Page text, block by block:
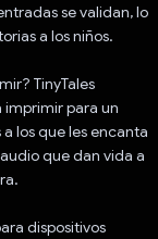
se validan, lo
a los niños.
TinyTales
imprimir para un
los que les encanta
que dan vida a
dispositivos